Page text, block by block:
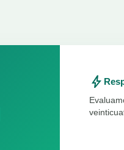
bolt